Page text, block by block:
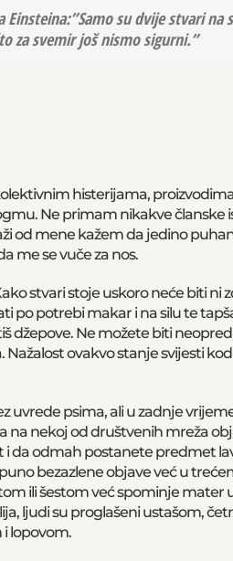
su dvije stvari na
za svemir još nismo sigurni.”
histerijama,
Ne primam nikakve članske
od mene kažem da jedino
me se vuče za nos.
stvari stoje uskoro neće biti ni
po potrebi makar i na silu te
Ne možete biti
ovakvo stanje svijesti
uvrede psima, ali u zadnje
na nekoj od društvenih mreža
da odmah postanete predmet
bezazlene objave već u
ili šestom već spominje mater
ljudi su proglašeni ustašom,
lopovom.